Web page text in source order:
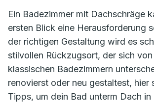
Ein Badezimmer mit Dachschräge
ersten Blick eine Herausforderung
der richtigen Gestaltung wird es
stilvollen Rückzugsort, der sich von
klassischen Badezimmern
renovierst oder neu gestaltest, hier
Tipps, um dein Bad unterm Dach in